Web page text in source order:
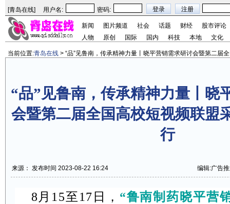
[青岛在线] 用户名: 密码:
新闻 图片频道 社会 话题 财经
股市评论
人物
原创 国际 国内 科技 本地 文化
当前位置:青岛在线 > “品”见鲁南，传承精神力量丨晓平营销需求研讨会暨第二届
“品”见鲁南，传承精神力量丨晓
会暨第二届全国高校短视频联盟
行
来源： 发布时间 2023-08-22 16:24 编辑:广告
8 月 15至17 日， “鲁南制药晓平营